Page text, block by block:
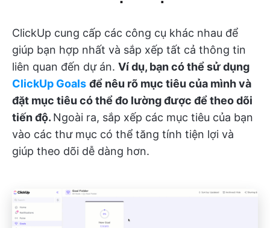
ClickUp cung cấp các công cụ khác nhau để
giúp bạn hợp nhất và sắp xếp tất cả thông tin
liên quan đến dự án. Ví dụ, bạn có thể sử dụng
ClickUp Goals để nêu rõ mục tiêu của mình và
đặt mục tiêu có thể đo lường được để theo dõi
tiến độ. Ngoài ra, sắp xếp các mục tiêu của bạn
vào các thư mục có thể tăng tính tiện lợi và
giúp theo dõi dễ dàng hơn.